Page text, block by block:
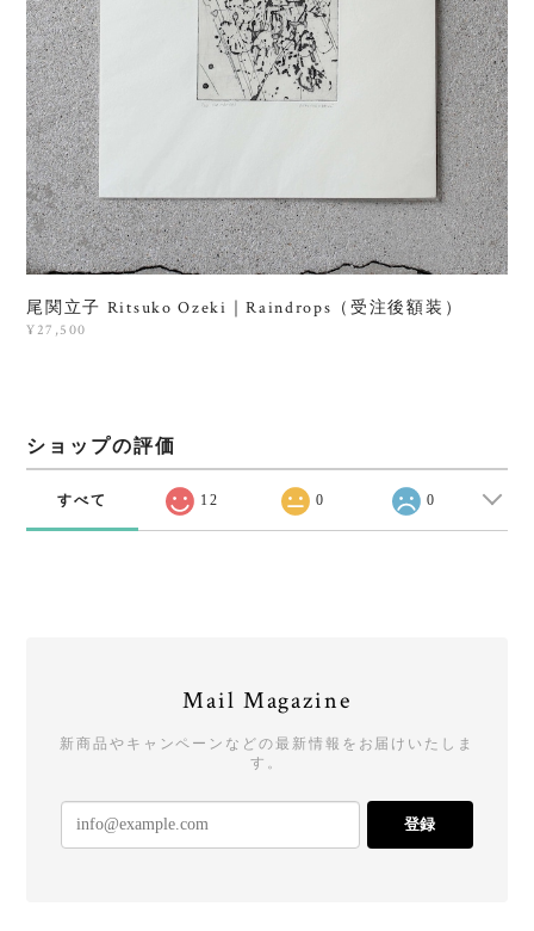
尾関立子 Ritsuko Ozeki｜Raindrops（受注後額装）
¥27,500
ショップの評価
すべて 12 0 0
Mail Magazine
新商品やキャンペーンなどの最新情報をお届けいたしま
す。
登録